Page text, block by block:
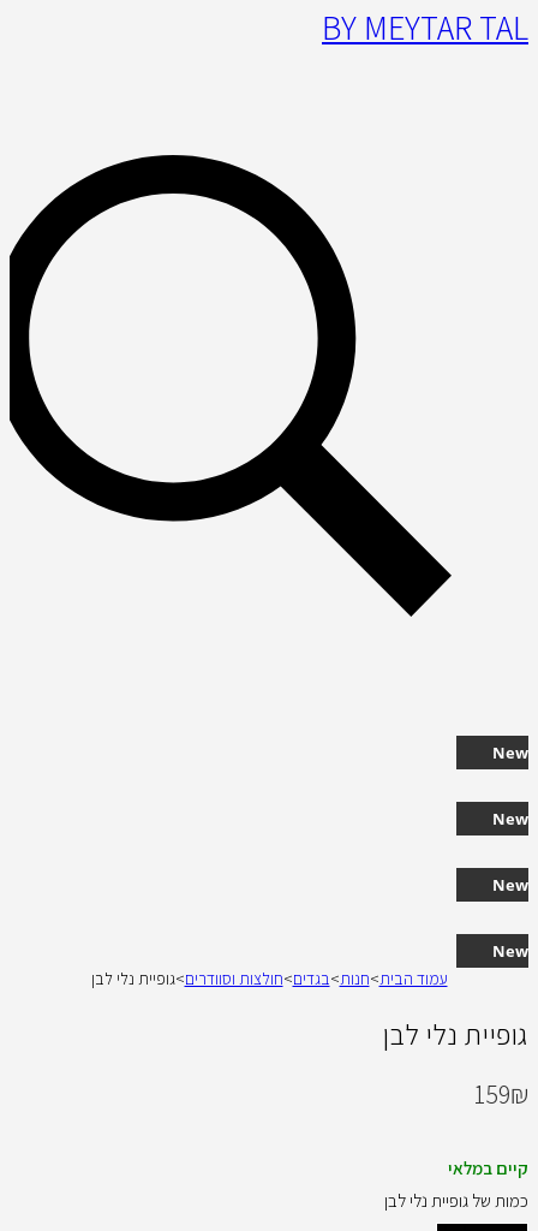
BY MEYTAR TAL
New
New
New
New
עמוד הבית>חנות>בגדים>חולצות וסוודרים>גופיית נלי לבן
גופיית נלי לבן
159₪
קיים במלאי
כמות של גופיית נלי לבן